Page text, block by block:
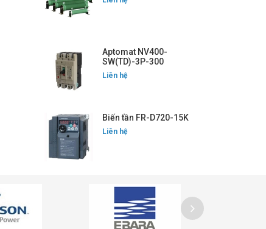
Aptomat NV400-
SW(TD)-3P-300
Liên hệ
Biến tần FR-D720-15K
Liên hệ